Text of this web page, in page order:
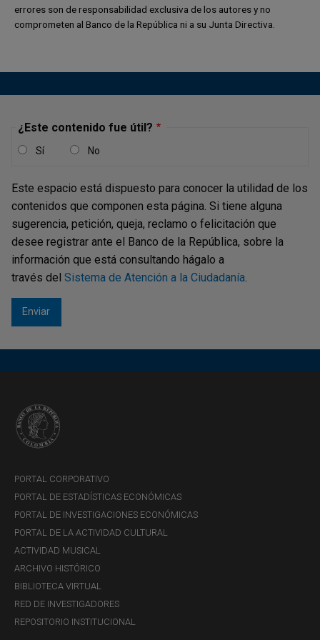
en los colegios afiliados a Uncoli a una tasa 12 veces
mayor que en la población general, mientras que los
veces en instituciones de alta calidad. Los apellidos
colegios públicos de alta calidad. En las instituciones de
baja calidad, los grupos de élite aparecen levemente
muestran un patrón distintivo: los afrocolombianos están
sobrerrepresentados y los indígenas están relativamente
ausentes.
Gráfico 1. Representación relativa promedio por
grupos sociales en instituciones educativas
persistencia en la desigualdad de acceso a la educación
de calidad que tiene raíces históricas profundas y que se
remontan al siglo XIX y más atrás. Dicha persistencia de
estatus ha sido dispar entre los diferentes grupos, lo que
subraya la necesidad de comprender cómo el estatus
económico y social de distintos grupos cambia o se
mantiene a lo largo del tiempo. Los resultados son
además consistentes con la literatura histórica que ha
señalado que las instituciones coloniales, como la
errores son de responsabilidad exclusiva de los autores y no
comprometen al Banco de la República ni a su Junta Directiva.
¿Este contenido fue útil?
Sí No
Este espacio está dispuesto para conocer la utilidad de los
contenidos que componen esta página. Si tiene alguna
sugerencia, petición, queja, reclamo o felicitación que
desee registrar ante el Banco de la República, sobre la
información que está consultando hágalo a
través del Sistema de Atención a la Ciudadanía.
PORTAL CORPORATIVO
PORTAL DE ESTADÍSTICAS ECONÓMICAS
PORTAL DE INVESTIGACIONES ECONÓMICAS
PORTAL DE LA ACTIVIDAD CULTURAL
ACTIVIDAD MUSICAL
ARCHIVO HISTÓRICO
BIBLIOTECA VIRTUAL
RED DE INVESTIGADORES
REPOSITORIO INSTITUCIONAL